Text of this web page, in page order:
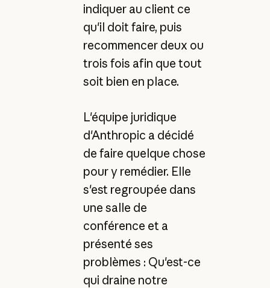
indiquer au client ce
qu'il doit faire, puis
recommencer deux ou
trois fois afin que tout
soit bien en place.
L'équipe juridique
d'Anthropic a décidé
de faire quelque chose
pour y remédier. Elle
s'est regroupée dans
une salle de
conférence et a
présenté ses
problèmes : Qu'est-ce
qui draine notre